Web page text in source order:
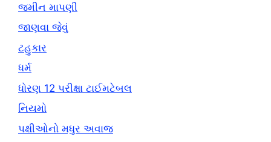
જમીન માપણી
જાણવા જેવું
ટહુકાર
ધર્મ
ધોરણ 12 પરીક્ષા ટાઈમટેબલ
નિયમો
પક્ષીઓનો મધુર અવાજ